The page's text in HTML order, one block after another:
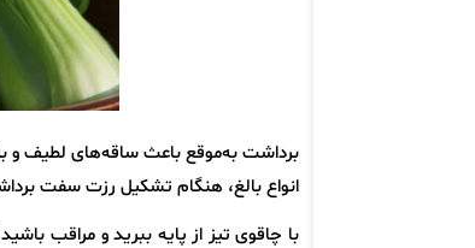
انواع بالغ، هنگام تشکیل رزت سفت
با چاقوی تیز از پایه ببرید و مراقب